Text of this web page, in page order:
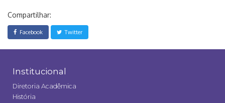
Compartilhar:
Facebook Twitter
Institucional
Diretoria Acadêmica
História